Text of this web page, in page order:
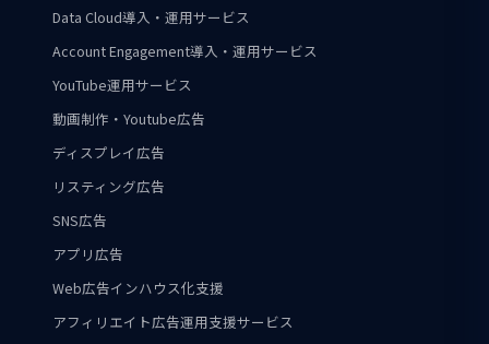
Data Cloud導入・運用サービス
Account Engagement導入・運用サービス
YouTube運用サービス
動画制作・Youtube広告
ディスプレイ広告
リスティング広告
SNS広告
アプリ広告
Web広告インハウス化支援
アフィリエイト広告運用支援サービス